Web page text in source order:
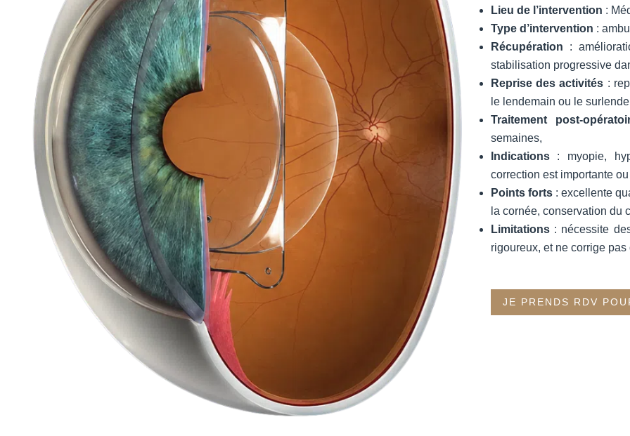
Lieu de l’intervention :
Type d’intervention :
Récupération :
stabilisation progressive
Reprise des activités :
le lendemain ou le
Traitement post-
semaines,
Indications: myopie,
correction est importante
Points forts: excellente
la cornée, conservation du
Limitations: nécessite
rigoureux, et ne corrige
JE PRENDS RDV